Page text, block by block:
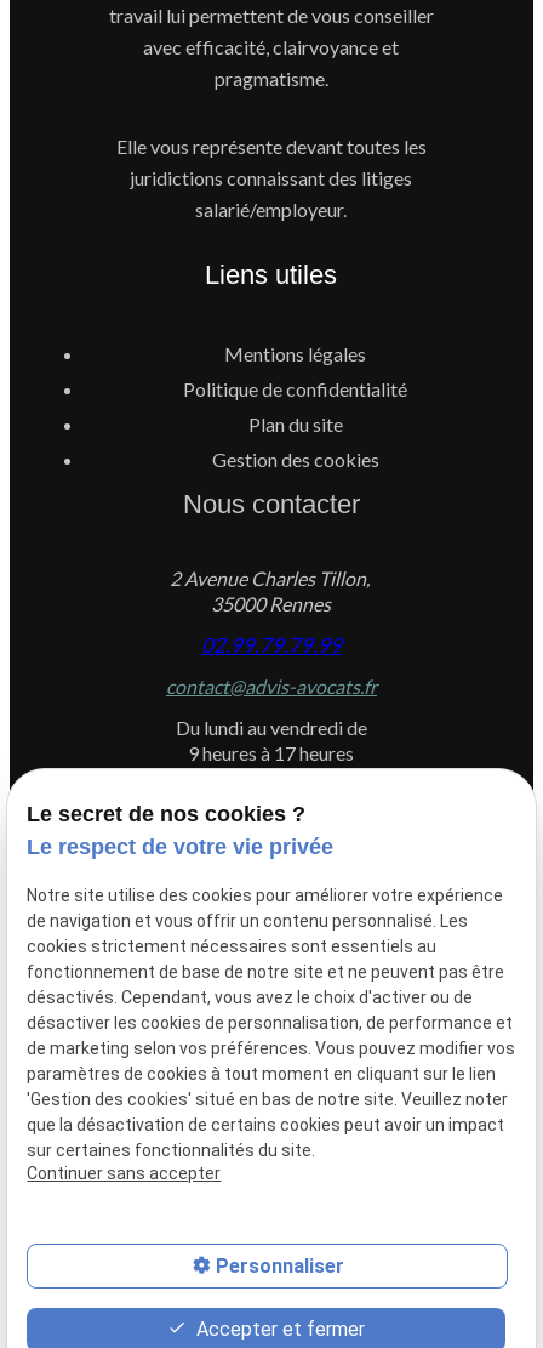
travail lui permettent de vous conseiller
avec efficacité, clairvoyance et
pragmatisme.
Elle vous représente devant toutes les
juridictions connaissant des litiges
salarié/employeur.
Liens utiles
Mentions légales
Politique de confidentialité
Plan du site
Gestion des cookies
Nous contacter
2 Avenue Charles Tillon,
35000 Rennes
02.99.79.79.99
contact@advis-avocats.fr
Du lundi au vendredi de
9 heures à 17 heures
Newletter
Inscrivez-vous à la newsletter du Cabinet ADVIS
place contact_page phone
Le secret de nos cookies ?
Le respect de votre vie privée
Notre site utilise des cookies pour améliorer votre expérience
de navigation et vous offrir un contenu personnalisé. Les
cookies strictement nécessaires sont essentiels au
fonctionnement de base de notre site et ne peuvent pas être
désactivés. Cependant, vous avez le choix d'activer ou de
désactiver les cookies de personnalisation, de performance et
de marketing selon vos préférences. Vous pouvez modifier vos
paramètres de cookies à tout moment en cliquant sur le lien
'Gestion des cookies' situé en bas de notre site. Veuillez noter
que la désactivation de certains cookies peut avoir un impact
sur certaines fonctionnalités du site.
Continuer sans accepter
Personnaliser
Accepter et fermer